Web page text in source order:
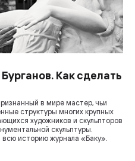
Как сделать
в мире мастер, чьи
структуры многих крупных
художников и скульпторов
скульптуры.
историю журнала «Баку».